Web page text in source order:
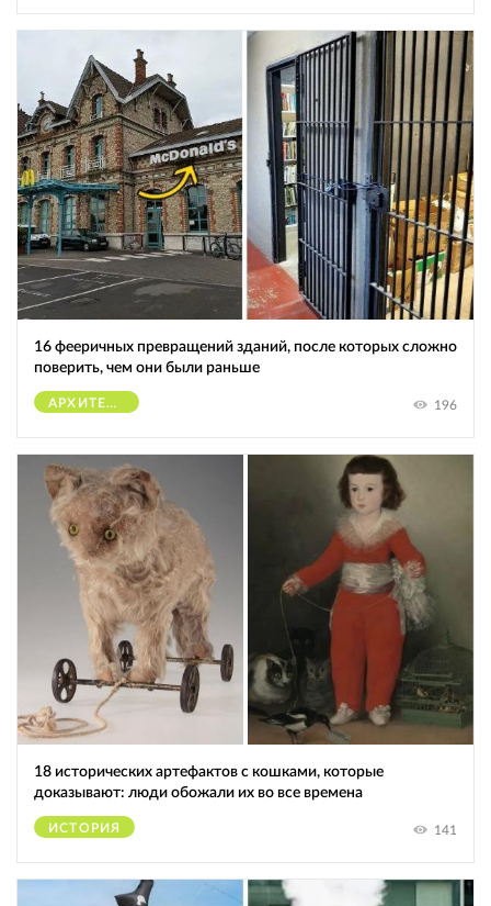
16 фееричных превращений зданий, после которых сложно
поверить, чем они были раньше
АРХИТЕКТУРА 196
18 исторических артефактов с кошками, которые
доказывают: люди обожали их во все времена
ИСТОРИЯ 141